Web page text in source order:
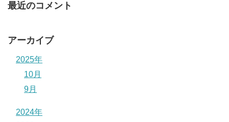
最近のコメント
アーカイブ
2025年
10月
9月
2024年